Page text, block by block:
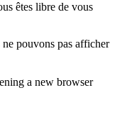
êtes libre de vous
pouvons pas afficher
a new browser